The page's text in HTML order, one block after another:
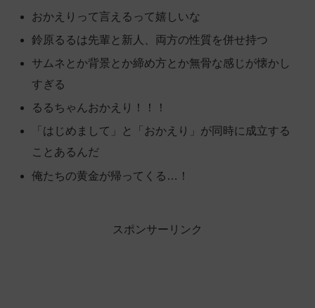
おかえりって言えるって嬉しいな
鈴原るるは先輩と新人、両方の性質を併せ持つ
サムネとか背景とか締め方とか無骨な感じが懐かし
すぎる
るるちゃんおかえり！！！
「はじめまして」と「おかえり」が同時に成立する
ことあるんだ
俺たちの黄金が帰ってくる…！
スポンサーリンク